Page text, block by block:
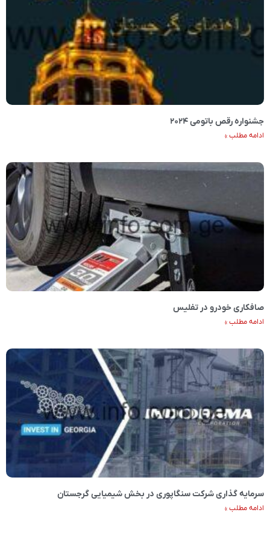
جشنواره رقص باتومی ۲۰۲۴
ادامه مطلب »
صافکاری خودرو در تفلیس
ادامه مطلب »
سرمایه گذاری شرکت سنگاپوری در بخش شیمیایی گرجستان
ادامه مطلب »